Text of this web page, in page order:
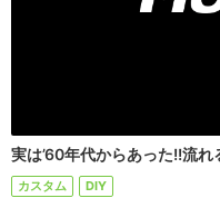
実は’60年代からあった!!流
カスタム DIY